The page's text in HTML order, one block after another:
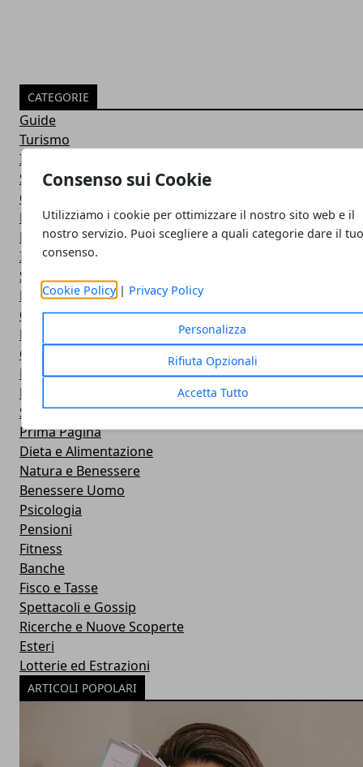
Consenso sui Cookie
Utilizziamo i cookie per ottimizzare il nostro sito web e il
nostro servizio. Puoi scegliere a quali categorie dare il
consenso.
Cookie Policy | Privacy Policy
Personalizza
Rifiuta Opzionali
Accetta Tutto
CATEGORIE
Guide
Turismo
Italia
Salute e Benessere
Casa
Donna
Eventi
Investimenti
Scienza e tecnologia
Economia e Finanza
Cucina
Motori
Calcio
Risparmio
Lavoro e Concorsi
Sport
Prima Pagina
Dieta e Alimentazione
Natura e Benessere
Benessere Uomo
Psicologia
Pensioni
Fitness
Banche
Fisco e Tasse
Spettacoli e Gossip
Ricerche e Nuove Scoperte
Esteri
Lotterie ed Estrazioni
ARTICOLI POPOLARI